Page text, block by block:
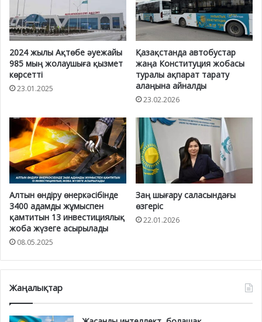
2024 жылы Ақтөбе әуежайы
985 мың жолаушыға қызмет
көрсетті
23.01.2025
Қазақстанда автобустар
жаңа Конституция жобасы
туралы ақпарат тарату
алаңына айналды
23.02.2026
Алтын өндіру өнеркәсібінде
3400 адамды жұмыспен
қамтитын 13 инвестициялық
жоба жүзеге асырылады
08.05.2025
Заң шығару саласындағы
өзгеріс
22.01.2026
Жаңалықтар